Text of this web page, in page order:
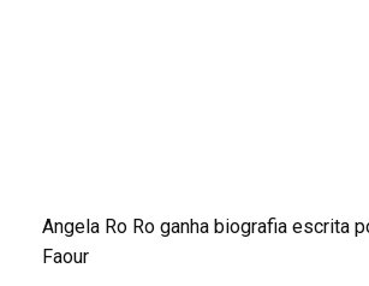
Angela Ro Ro ganha biografia escrita
Faour